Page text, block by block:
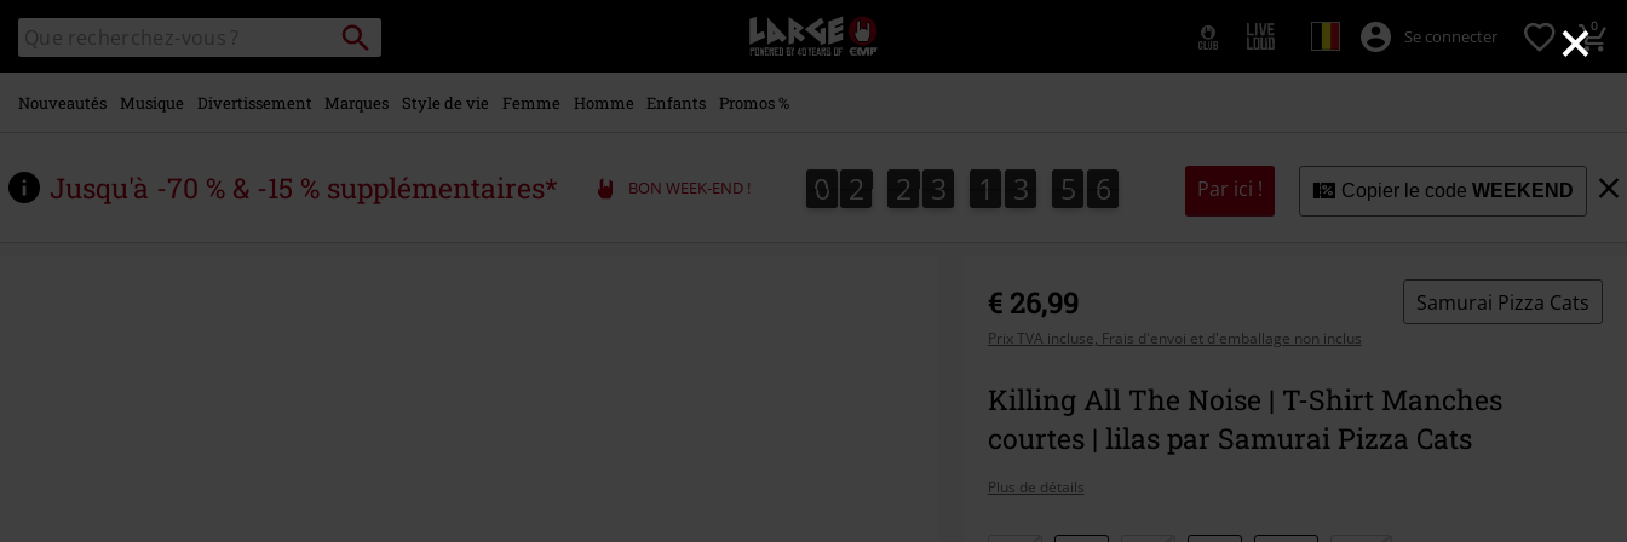
×
contenu
principal
Rechercher
sur
le
catalogue
Rechercher
EMP
-
Merchandising
&
Séries
Se connecter 0
Nouveautés Musique Divertissement Marques Style de vie Femme Homme Enfants Promos %
Jusqu'à -70 % & -15 % supplémentaires* BON WEEK-END ! 0
0 2
2 2
2 3
3 1
1 3
4
3 5
0
5 4
5
4
6
5 Par ici ! Copier le codeWEEKEND
€ 26,99
Prix TVA incluse, Frais d'envoi et d'emballage non inclus
Samurai Pizza Cats
Killing All The Noise | T-Shirt Manches
courtes | lilas par Samurai Pizza Cats
Plus de détails